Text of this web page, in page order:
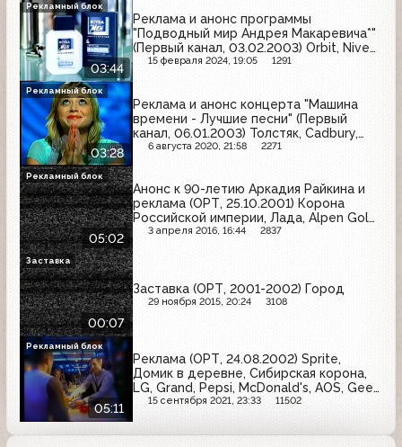
03:44
Реклама и анонс программы
"Подводный мир Андрея Макаревича*"
(Первый канал, 03.02.2003) Orbit, Nivea,
Wella, Cafe Pele, Colgate, Blend-a-med,
15 февраля 2024, 19:05 1291
Рекламный блок
03:28
Реклама и анонс концерта "Машина
времени - Лучшие песни" (Первый
канал, 06.01.2003) Толстяк, Cadbury,
Colgate, Ruscafe, Always, Snickers, Lady
6 августа 2020, 21:58 2271
Рекламный блок
05:02
Анонс к 90-летию Аркадия Райкина и
реклама (ОРТ, 25.10.2001) Корона
Российской империи, Лада, Alpen Gold,
Vitrum, Indesit, Очаково, Bimax, Я, Дарья
3 апреля 2016, 16:44 2837
Рекламный блок
00:07
Заставка (ОРТ, 2001-2002) Город
29 ноября 2015, 20:24 3108
Заставка
05:11
Реклама (ОРТ, 24.08.2002) Sprite,
Домик в деревне, Сибирская корона,
LG, Grand, Pepsi, McDonald's, AOS, Gee
Jay, Балтимор, Herbal Essences, Coca-
15 сентября 2021, 23:33 11502
Рекламный блок